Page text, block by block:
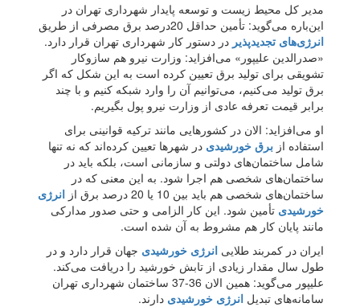
مدیر کل محیط زیست و توسعه پایدار شهرداری تهران در
این‌باره می‌گوید: تأمین حداقل 20درصد برق مصرفی از طریق
انرژی‌های تجدیدپذیر در دستور کار شهرداری تهران قرار دارد.
«صدرالدین علیپور» می‌افزاید: وزارت نیرو هم سازوکار
تشویقی برای تولید برق تعیین کرده است به این شکل که اگر
برق تولید می‌کنیم، می‌توانیم آن را وارد شبکه کنیم و با چند
برابر قیمت تعرفه عادی از وزارت نیرو پول بگیریم. ‌
او می‌افزاید: الان در کشورهایی مانند ترکیه قوانینی برای
استفاده از برق خورشیدی در شهرها تعیین کرده‌اند که نه تنها
شامل ساختمان‌های دولتی و سازمانی است، بلکه باید در
ساختمان‌های شخصی هم اجرا شود. به این معنی که در
ساختمان‌های شخصی هم باید بین 10 یا 20 درصد برق از
انرژی
خورشیدی تأمین شود. این کار الزامی و حتی صدور مدارکی
مانند پایان کار هم مشروط به آن شده است.
ایران در کمربند طلایی انرژی خورشیدی جهان قرار دارد و در
طول سال مقدار زیادی از تابش خورشید را دریافت می‌کند.
علیپور می‌گوید: همین الان 36-37 ساختمان شهرداری تهران
سامانه‌های تبدیل انرژی خورشیدی دارند.